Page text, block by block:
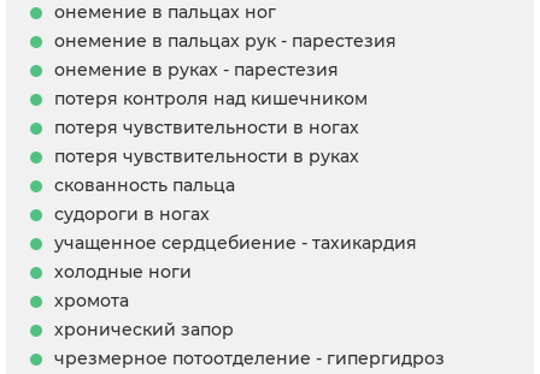
онемение в пальцах ног
онемение в пальцах рук - парестезия
онемение в руках - парестезия
потеря контроля над кишечником
потеря чувствительности в ногах
потеря чувствительности в руках
скованность пальца
судороги в ногах
учащенное сердцебиение - тахикардия
холодные ноги
хромота
хронический запор
чрезмерное потоотделение - гипергидроз